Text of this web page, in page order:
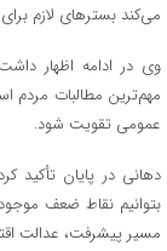
می‌کند بسترهای لازم
وی در ادامه اظهار
مهم‌ترین مطالبات مردم
عمومی تقویت شود.
دهانی در پایان تأکید
بتوانیم نقاط ضعف
مسیر پیشرفت، عدالت